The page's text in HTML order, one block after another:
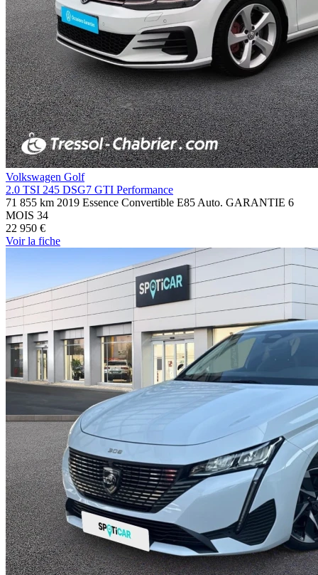
Volkswagen Golf
2.0 TSI 245 DSG7 GTI Performance
71 855 km 2019 Essence Convertible E85 Auto. GARANTIE 6
MOIS 34
22 950 €
Voirla fiche